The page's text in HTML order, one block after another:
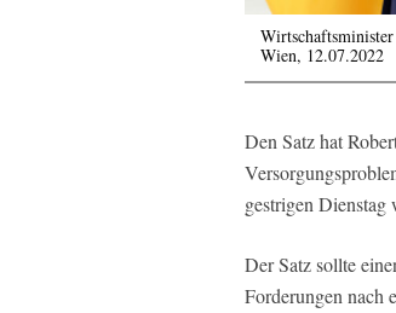
Wien, 12.07.2022
Den Satz hat
gestrigen Dienstag
Der Satz sollte
Forderungen nach